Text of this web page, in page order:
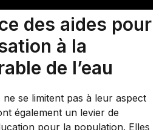
des aides pour
à la
de l’eau
ne se limitent pas à leur aspect
également un levier de
pour la population. Elles